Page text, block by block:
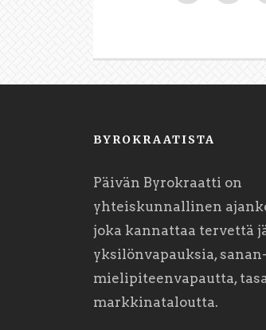
BYROKRAATISTA
Päivän Byrokraatti on
yhteiskunnallinen
joka kannattaa tervettä
yksilönvapauksia,
mielipiteenvapautta,
markkinataloutta.